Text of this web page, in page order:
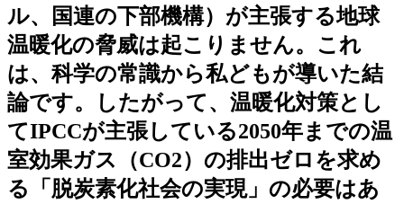
ル、国連の下部機構）が主張する地球
温暖化の脅威は起こりません。これ
は、科学の常識から私どもが導いた結
論です。したがって、温暖化対策とし
てIPCCが主張している2050年までの温
室効果ガス（CO2）の排出ゼロを求め
る「脱炭素化社会の実現」の必要はあ